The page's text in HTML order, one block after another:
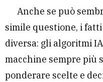
Anche se può
simile questione, i
diversa: gli algoritmi
macchine sempre più
ponderare scelte e